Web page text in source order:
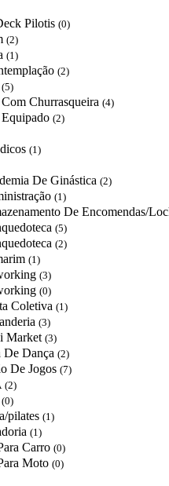
Pilotis (0)
(2)
(1)
(2)
(5)
Churrasqueira (4)
(2)
(1)
De Ginástica (2)
(1)
De Encomendas/
(5)
(2)
(1)
(3)
(0)
Coletiva (1)
(3)
Market (3)
De Dança (2)
De Jogos (7)
(2)
(0)
pilates (1)
(1)
Carro (0)
Moto (0)